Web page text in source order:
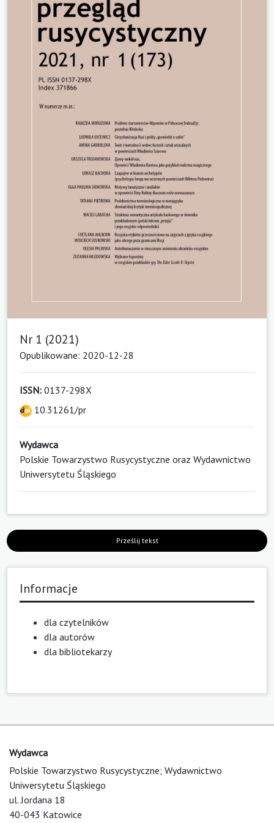
Nr 1 (2021)
Opublikowane: 2020-12-28
ISSN: 0137-298X
10.31261/pr
Wydawca
Polskie Towarzystwo Rusycystyczne oraz Wydawnictwo
Uniwersytetu Śląskiego
Prześlij tekst
Informacje
dla czytelników
dla autorów
dla bibliotekarzy
Wydawca
Polskie Towarzystwo Rusycystyczne; Wydawnictwo
Uniwersytetu Śląskiego
ul. Jordana 18
40-043 Katowice